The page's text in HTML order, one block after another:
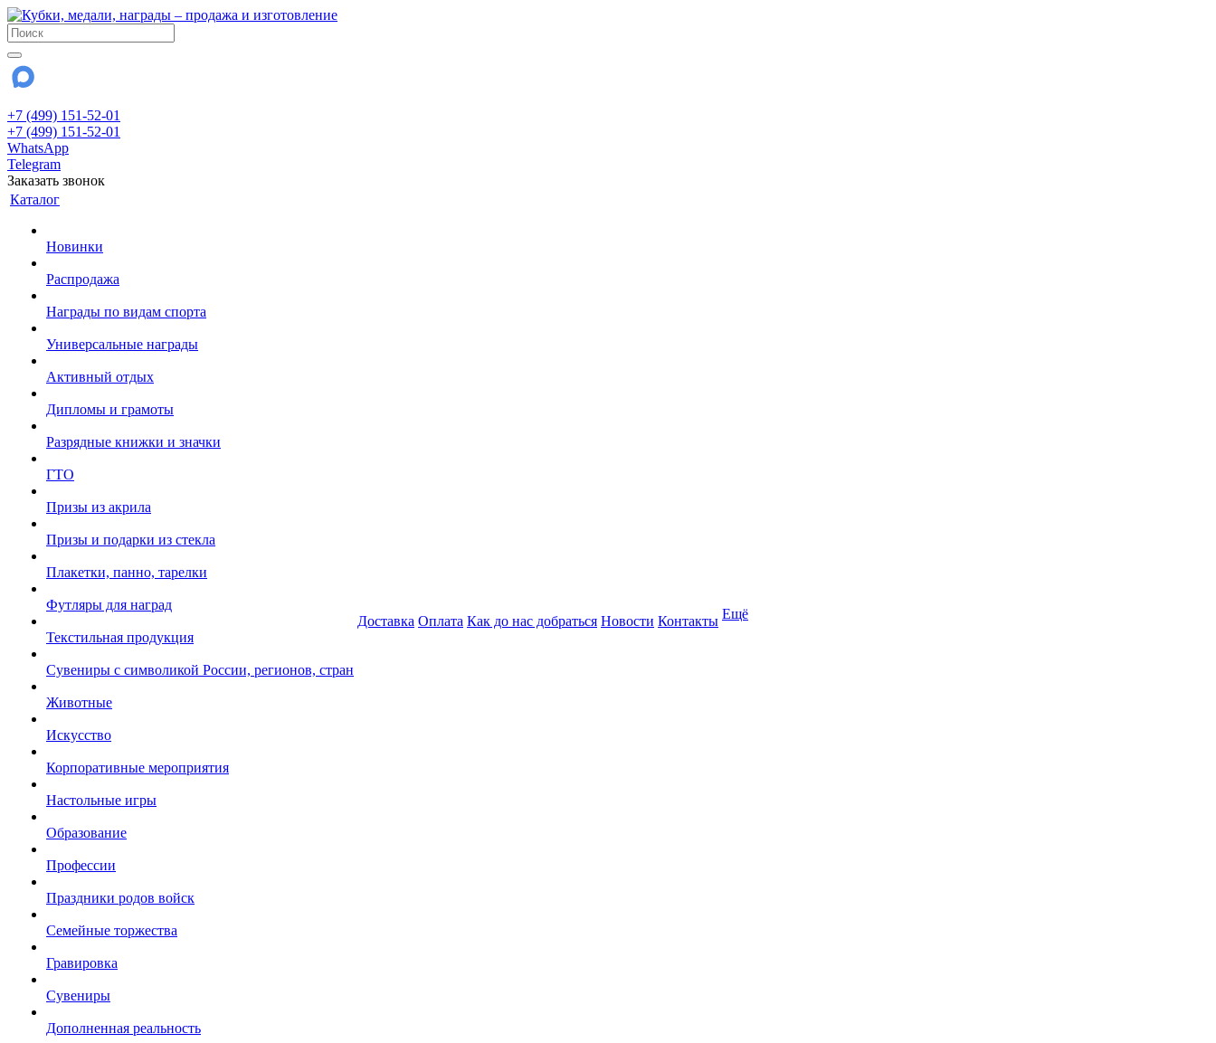
+7 (499) 151-52-01
+7 (499) 151-52-01
WhatsApp
Telegram
Заказать звонок
Каталог
Новинки
Распродажа
Награды по видам спорта
Универсальные награды
Активный отдых
Дипломы и грамоты
Разрядные книжки и значки
ГТО
Призы из акрила
Призы и подарки из стекла
Плакетки, панно, тарелки
Футляры для наград
Текстильная продукция
Сувениры с символикой России, регионов, стран
Животные
Искусство
Корпоративные мероприятия
Настольные игры
Образование
Профессии
Праздники родов войск
Семейные торжества
Гравировка
Сувениры
Дополненная реальность
Доставка Оплата Как до нас добраться Новости Контакты Ещё